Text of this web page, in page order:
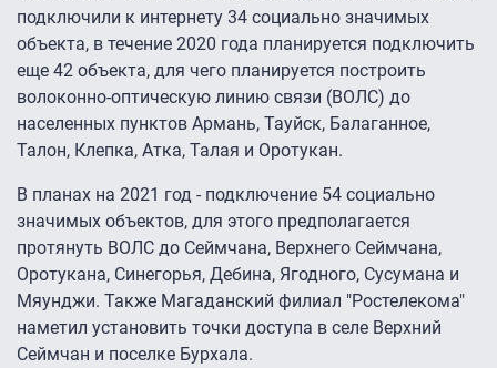
подключили к интернету 34 социально значимых
объекта, в течение 2020 года планируется подключить
еще 42 объекта, для чего планируется построить
волоконно-оптическую линию связи (ВОЛС) до
населенных пунктов Армань, Тауйск, Балаганное,
Талон, Клепка, Атка, Талая и Оротукан.
В планах на 2021 год - подключение 54 социально
значимых объектов, для этого предполагается
протянуть ВОЛС до Сеймчана, Верхнего Сеймчана,
Оротукана, Синегорья, Дебина, Ягодного, Сусумана и
Мяунджи. Также Магаданский филиал "Ростелекома"
наметил установить точки доступа в селе Верхний
Сеймчан и поселке Бурхала.